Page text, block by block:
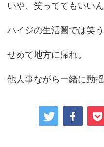
いや、笑っててもいいん
ハイジの生活圏では笑う
せめて地方に帰れ。
他人事ながら一緒に動揺